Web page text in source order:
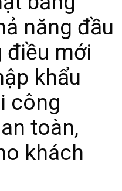
năng đầu
điều mới
khẩu
công
toàn,
khách